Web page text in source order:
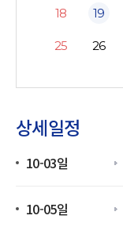
18 19
25 26
상세일정
10-03일
10-05일